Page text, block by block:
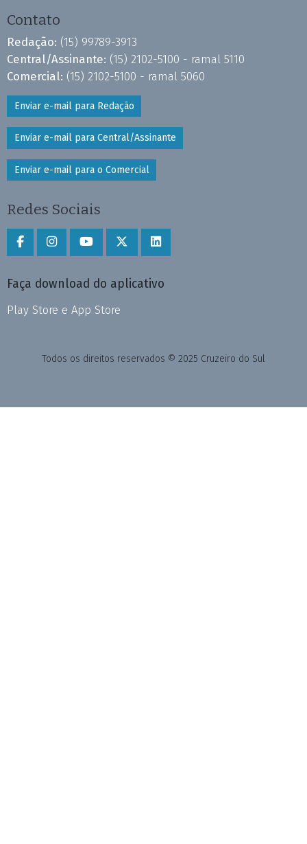
Contato
Redação: (15) 99789-3913
Central/Assinante: (15) 2102-5100 - ramal 5110
Comercial: (15) 2102-5100 - ramal 5060
Enviar e-mail para Redação
Enviar e-mail para Central/Assinante
Enviar e-mail para o Comercial
Redes Sociais
Faça download do aplicativo
Play Store e App Store
Todos os direitos reservados © 2025 Cruzeiro do Sul